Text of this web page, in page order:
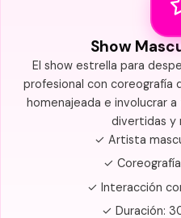
Show
El show estrella para
profesional con coreografía
homenajeada e involucrar
divertidas y
✓ Artista
✓
✓ Interacción
✓ Duración: